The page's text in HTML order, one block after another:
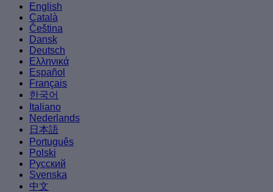
English
Català
Čeština
Dansk
Deutsch
Ελληνικά
Español
Français
한국어
Italiano
Nederlands
日本語
Português
Polski
Русский
Svenska
中文